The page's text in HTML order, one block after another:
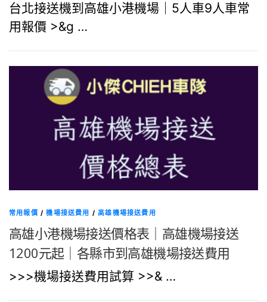
台北接送機到高雄小港機場｜5人車9人車常
用報價 >&g …
常用報價 /機場接送費用 /高雄機場接送費用
高雄小港機場接送價格表｜高雄機場接送
1200元起｜各縣市到高雄機場接送費用
>>>機場接送費用試算 >>& …